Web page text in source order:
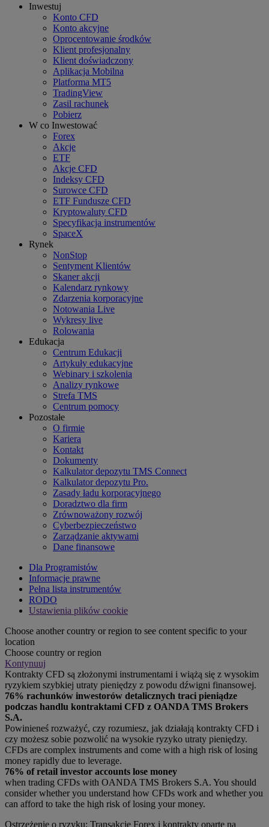
Inwestuj
Konto CFD
Konto akcyjne
Oprocentowanie środków
Klient profesjonalny
Klient doświadczony
Aplikacja Mobilna
Platforma MT5
TradingView
Zasil rachunek
Pobierz
W co Inwestować
Forex
Akcje
ETF
Akcje CFD
Indeksy CFD
Surowce CFD
ETF Fundusze CFD
Kryptowaluty CFD
Specyfikacja instrumentów
SpaceX
Rynek
NonStop
Sentyment Klientów
Skaner akcji
Kalendarz rynkowy
Zdarzenia korporacyjne
Notowania Live
Wykresy live
Rolowania
Edukacja
Centrum Edukacji
Artykuły edukacyjne
Webinary i szkolenia
Analizy rynkowe
Strefa TMS
Centrum pomocy
Pozostałe
O firmie
Kariera
Kontakt
Dokumenty
Kalkulator depozytu TMS Connect
Kalkulator depozytu Pro.
Zasady ładu korporacyjnego
Doradztwo dla firm
Zrównoważony rozwój
Cyberbezpieczeństwo
Zarządzanie aktywami
Dane finansowe
Dla Programistów
Informacje prawne
Pełna lista instrumentów
RODO
Ustawienia plików cookie
Choose another country or region to see content specific to your
location
Choose country or region
Kontynuuj
Kontrakty CFD są złożonymi instrumentami i wiążą się z wysokim
ryzykiem szybkiej utraty pieniędzy z powodu dźwigni finansowej.
76% rachunków inwestorów detalicznych traci pieniądze
podczas handlu kontraktami CFD z OANDA TMS Brokers
S.A.
Powinieneś rozważyć, czy rozumiesz, jak działają kontrakty CFD i
czy możesz sobie pozwolić na wysokie ryzyko utraty pieniędzy.
CFDs are complex instruments and come with a high risk of losing
money rapidly due to leverage.
76% of retail investor accounts lose money
when trading CFDs with OANDA TMS Brokers S.A. You should
consider whether you understand how CFDs work and whether you
can afford to take the high risk of losing your money.
Ostrzeżenie o ryzyku: Transakcje Forex i kontrakty oparte na